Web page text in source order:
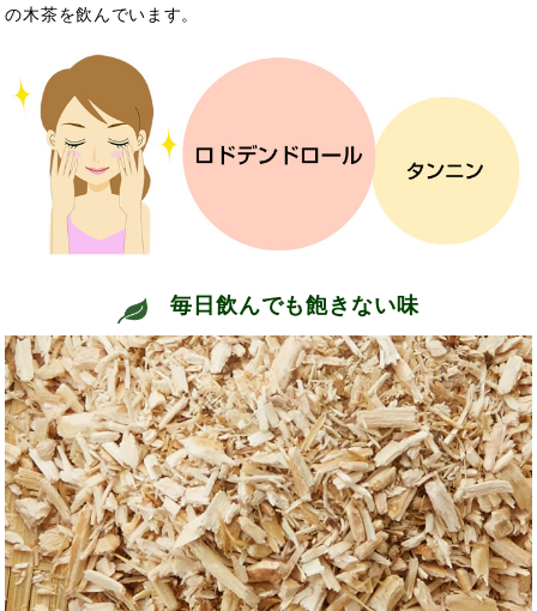
の木茶を飲んでいます。
毎日飲んでも飽きない味